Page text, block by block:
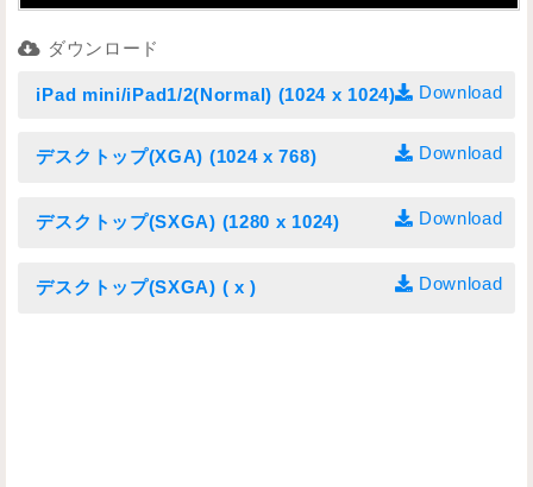
ダウンロード
iPad mini/iPad1/2(Normal) (1024 x 1024) Download
デスクトップ(XGA) (1024 x 768) Download
デスクトップ(SXGA) (1280 x 1024) Download
デスクトップ(SXGA) ( x ) Download